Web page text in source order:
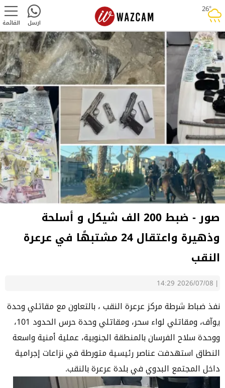
26°rainy القائمة ارسل
صور - ضبط 200 الف شيكل و أسلحة
وذهيرة واعتقال 24 مشتبهًا في عرعرة
النقب
|
2026/07/08 14:29
نفذ ضباط شرطة مركز عرعرة النقب ، بالتعاون مع مقاتلي وحدة
يوآف، ومقاتلي لواء سحر، ومقاتلي وحدة حرس الحدود 101،
ووحدة سلاح الفرسان بالمنطقة الجنوبية، عملية أمنية واسعة
النطاق استهدفت عناصر رئيسية متورطة في نزاعات إجرامية
داخل المجتمع البدوي في بلدة عرعرة بالنقب.